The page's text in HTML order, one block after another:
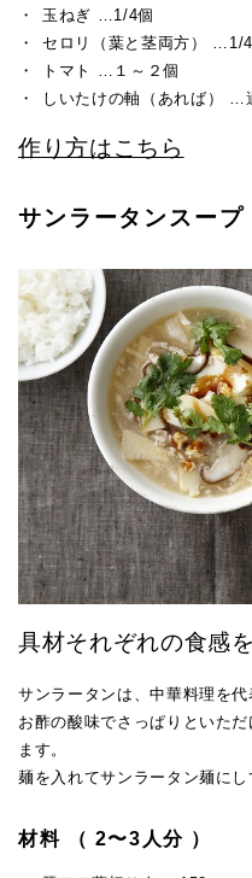
玉ねぎ …1/4個
セロリ（葉と茎両方） …1/
トマト …１～２個
しいたけの軸（あれば） …
作り方はこちら
サンラータンスープ
具材それぞれの食感
サンラータンは、中華料理を代
お酢の酸味でさっぱりといた
ます。
麺を入れてサンラータン麺にし
材料 （ 2〜3人分 ）